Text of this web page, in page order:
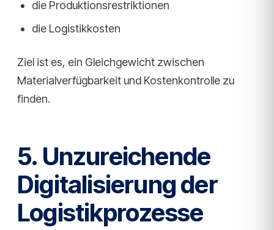
die Produktionsrestriktionen
die Logistikkosten
Ziel ist es, ein Gleichgewicht zwischen
Materialverfügbarkeit und Kostenkontrolle zu
finden.
5. Unzureichende
Digitalisierung der
Logistikprozesse